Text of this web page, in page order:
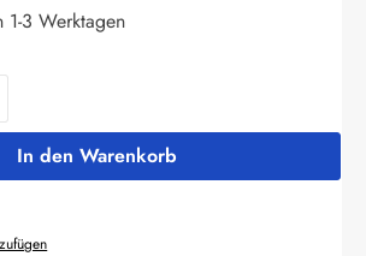
3 Werktagen
Gib den gewünschten
In den Warenkorb